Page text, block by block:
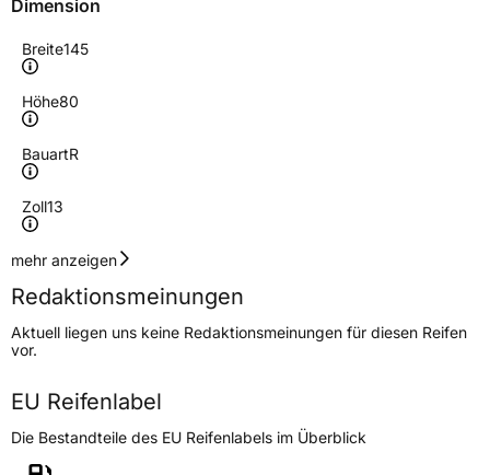
Dimension
Breite145
Höhe80
BauartR
Zoll13
Geschwindigkeitsindex
Lastindex 75
Generelle Merkmale
mehr anzeigen
Redaktionsmeinungen
Aktuell liegen uns keine Redaktionsmeinungen für diesen Reifen
vor.
EU Reifenlabel
Die Bestandteile des EU Reifenlabels im Überblick